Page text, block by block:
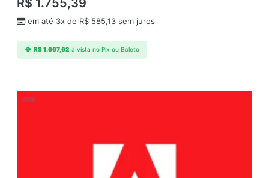
R$ 1.755,39
em até 3x de R$ 585,13 sem juros
R$1.667,62 à vista no Pix ou Boleto